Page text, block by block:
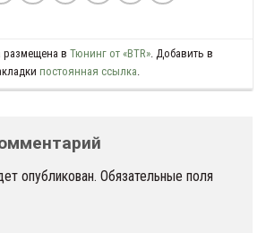
размещена в Тюнинг от «BTR». Добавить в
постоянная ссылка
опубликован. Обязательные поля